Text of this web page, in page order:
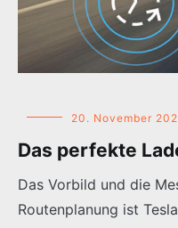
20. November
Das perfekte
Das Vorbild und die
Routenplanung ist